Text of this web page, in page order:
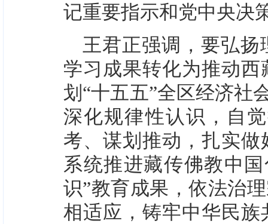
记重要指示和党中央决
王君正强调，要弘
学习成果转化为推动
划“十五五”全区经济社
深化规律性认识，自
考、谋划推动，扎实
系统推进藏传佛教中
识”教育成果，依法治
相适应，铸牢中华民